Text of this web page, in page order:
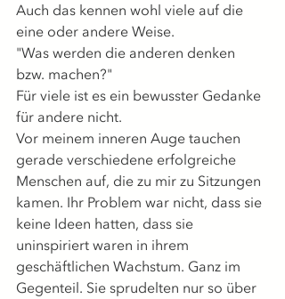
Auch das kennen wohl viele auf die
eine oder andere Weise.
"Was werden die anderen denken
bzw. machen?"
Für viele ist es ein bewusster Gedanke
für andere nicht.
Vor meinem inneren Auge tauchen
gerade verschiedene erfolgreiche
Menschen auf, die zu mir zu Sitzungen
kamen. Ihr Problem war nicht, dass sie
keine Ideen hatten, dass sie
uninspiriert waren in ihrem
geschäftlichen Wachstum. Ganz im
Gegenteil. Sie sprudelten nur so über